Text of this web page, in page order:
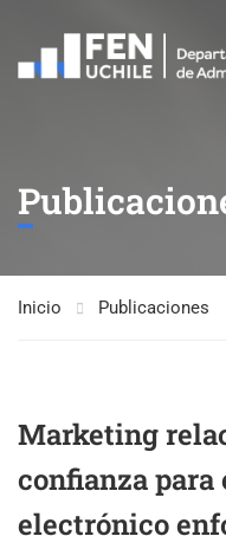
Inicio Publicaciones
Marketing
confianza
electrónico